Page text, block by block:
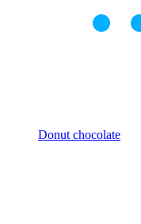
Donut chocolate